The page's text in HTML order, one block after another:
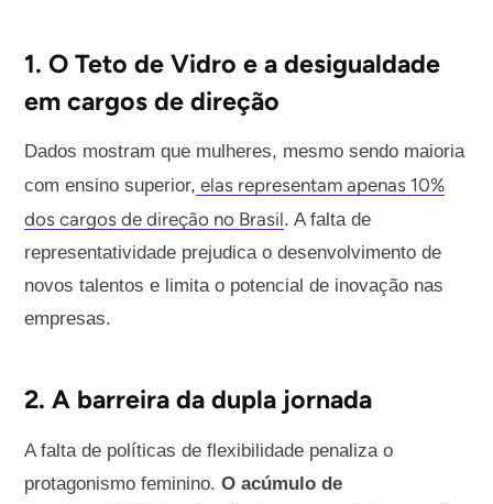
1. O Teto de Vidro e a desigualdade
em cargos de direção
Dados mostram que mulheres, mesmo sendo maioria
com ensino superior, elas representam apenas 10%
dos cargos de direção no Brasil. A falta de
representatividade prejudica o desenvolvimento de
novos talentos e limita o potencial de inovação nas
empresas.
2. A barreira da dupla jornada
A falta de políticas de flexibilidade penaliza o
protagonismo feminino. O acúmulo de